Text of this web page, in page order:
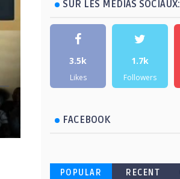
SUR LES MÉDIAS SOCIAUX:
3.5k
Likes
1.7k
Followers
FACEBOOK
POPULAR RECENT